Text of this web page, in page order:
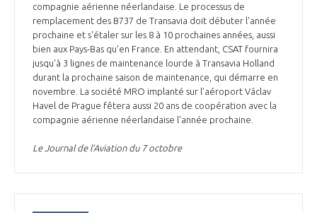
compagnie aérienne néerlandaise. Le processus de
remplacement des B737 de Transavia doit débuter l'année
prochaine et s'étaler sur les 8 à 10 prochaines années, aussi
bien aux Pays-Bas qu'en France. En attendant, CSAT fournira
jusqu'à 3 lignes de maintenance lourde à Transavia Holland
durant la prochaine saison de maintenance, qui démarre en
novembre. La société MRO implanté sur l'aéroport Václav
Havel de Prague fêtera aussi 20 ans de coopération avec la
compagnie aérienne néerlandaise l'année prochaine.
Le Journal de l’Aviation du 7 octobre